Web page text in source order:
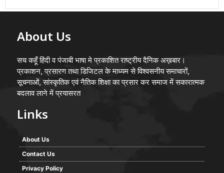
About Us
सच कहूँ हिंदी व पंजाबी भाषा मे प्रकाशित राष्ट्रीय दैनिक अख़बार।
प्रकाशन, प्रसारण तथा डिजिटल के माध्यम से विश्वसनीय समाचारों,
सूचनाओं, सांस्कृतिक एवं नैतिक शिक्षा का प्रसार कर समाज में सकारात्मक
बदलाव लाने में प्रयासरत
Links
About Us
Contact Us
Privacy Policy